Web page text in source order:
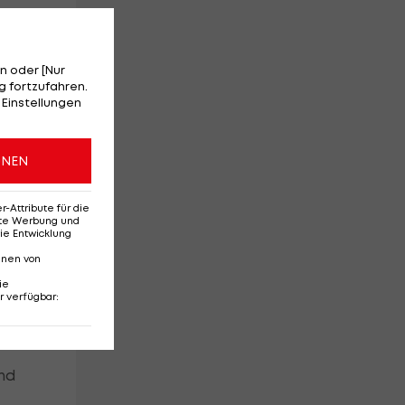
oder [Nur
fortzufahren.
Attribute für die
Werbung und
Entwicklung
von
verfügbar: